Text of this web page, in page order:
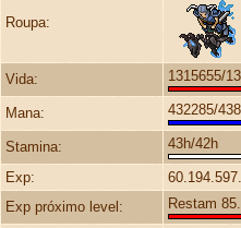
Roupa:
Vida: 1315655/
Mana: 432285/
Stamina: 43h/42h
Exp:
Exp próximo level:
Restam